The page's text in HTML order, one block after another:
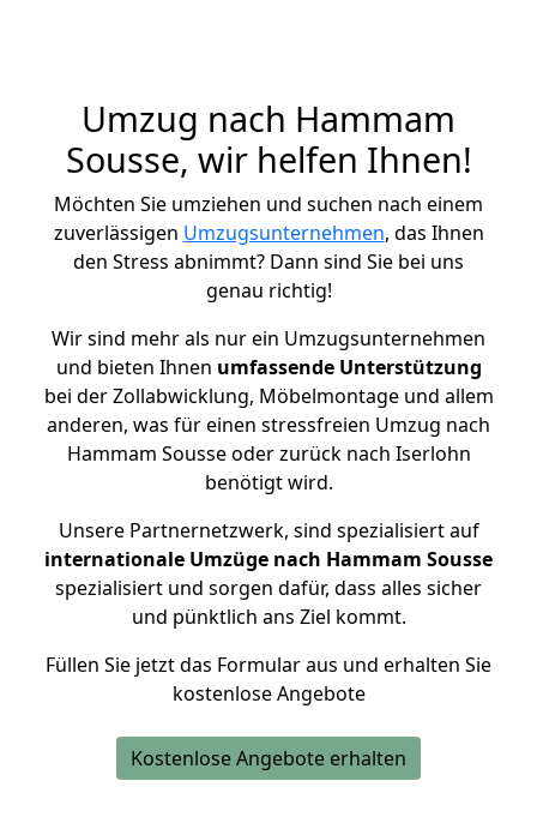
Umzug nach Hammam
Sousse, wir helfen Ihnen!
Möchten Sie umziehen und suchen nach einem
zuverlässigen Umzugsunternehmen, das Ihnen
den Stress abnimmt? Dann sind Sie bei uns
genau richtig!
Wir sind mehr als nur ein Umzugsunternehmen
und bieten Ihnen umfassende Unterstützung
bei der Zollabwicklung, Möbelmontage und allem
anderen, was für einen stressfreien Umzug nach
Hammam Sousse oder zurück nach Iserlohn
benötigt wird.
Unsere Partnernetzwerk, sind spezialisiert auf
internationale Umzüge nach Hammam Sousse
spezialisiert und sorgen dafür, dass alles sicher
und pünktlich ans Ziel kommt.
Füllen Sie jetzt das Formular aus und erhalten Sie
kostenlose Angebote
Kostenlose Angebote erhalten